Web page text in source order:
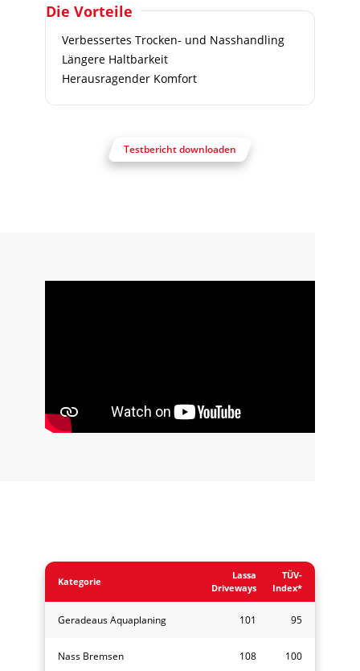
Die Vorteile
Verbessertes Trocken- und Nasshandling
Längere Haltbarkeit
Herausragender Komfort
Testbericht downloaden
Kategorie
Lassa
Driveways
TÜV-
Index*
Geradeaus Aquaplaning 101 95
Nass Bremsen 108 100